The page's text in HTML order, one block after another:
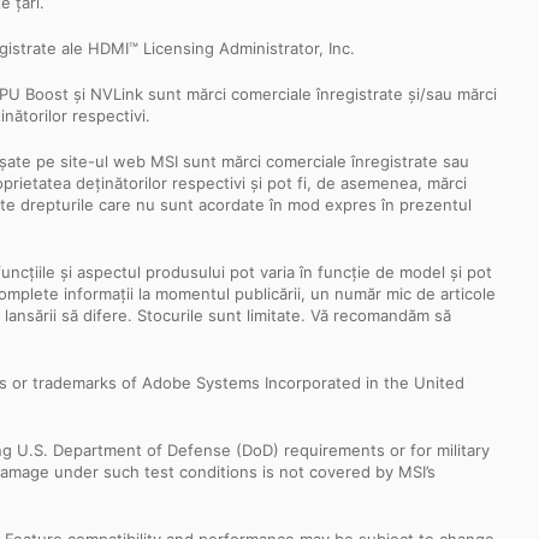
ale HDMI™ Licensing Administrator, Inc.
Boost și NVLink sunt mărci comerciale înregistrate și/sau mărci
respectivi.
pe site-ul web MSI sunt mărci comerciale înregistrate sau
deținătorilor respectivi și pot fi, de asemenea, mărci
drepturile care nu sunt acordate în mod expres în prezentul
și aspectul produsului pot varia în funcție de model și pot
informații la momentul publicării, un număr mic de articole
să difere. Stocurile sunt limitate. Vă recomandăm să
trademarks of Adobe Systems Incorporated in the United
U.S. Department of Defense (DoD) requirements or for military
under such test conditions is not covered by MSI’s